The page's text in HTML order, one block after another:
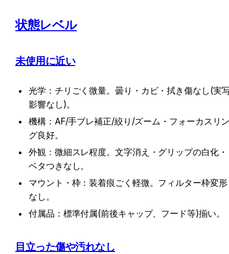
状態レベル
未使用に近い
光学：チリごく微量。曇り・カビ・拭き傷なし(実
影響なし)。
機構：AF/手ブレ補正/絞り/ズーム・フォーカスリ
グ良好。
外観：微細スレ程度。文字消え・グリップの白化・
ベタつきなし。
マウント・枠：装着痕ごく軽微。フィルター枠変形
なし。
付属品：標準付属(前後キャップ、フード等)揃い。
目立った傷や汚れなし